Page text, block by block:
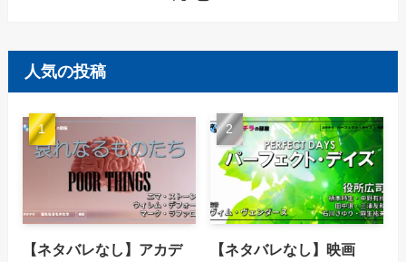
人気の投稿
【ネタバレなし】アカデ
【ネタバレなし】映画